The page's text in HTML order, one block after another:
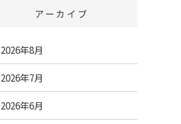
アーカイブ
2026年8月
2026年7月
2026年6月